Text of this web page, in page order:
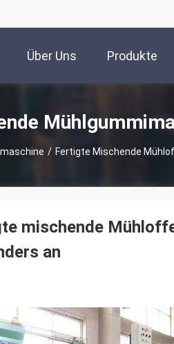
Über Uns Produkte
/ Fertigte Mischende
mischende
an